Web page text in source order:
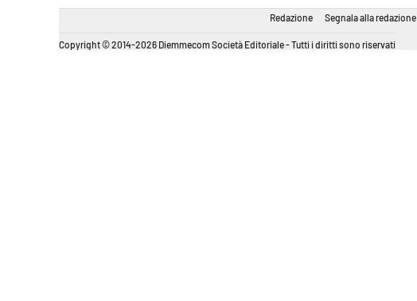
Redazione Segnala alla redazione
Copyright © 2014-2026 Diemmecom Società Editoriale - Tutti i diritti sono riservati